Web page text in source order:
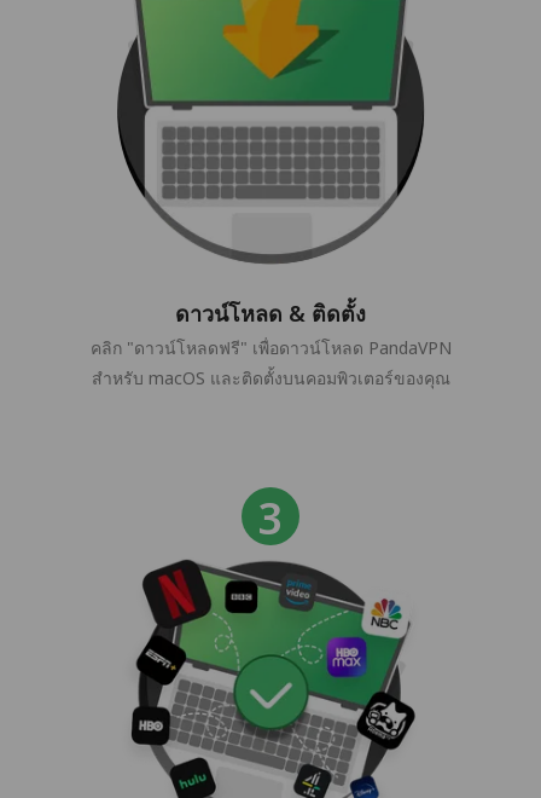
ดาวน์โหลด & ติดตั้ง
คลิก "ดาวน์โหลดฟรี" เพื่อดาวน์โหลด PandaVPN
สำหรับ macOS และติดตั้งบนคอมพิวเตอร์ของคุณ